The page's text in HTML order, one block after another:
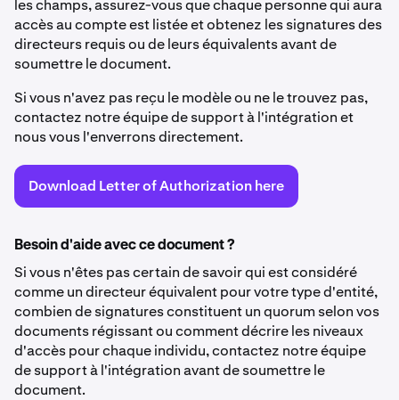
les champs, assurez-vous que chaque personne qui aura
accès au compte est listée et obtenez les signatures des
directeurs requis ou de leurs équivalents avant de
soumettre le document.
Si vous n'avez pas reçu le modèle ou ne le trouvez pas,
contactez notre équipe de support à l'intégration et
nous vous l'enverrons directement.
Download Letter of Authorization here
Besoin d'aide avec ce document ?
Si vous n'êtes pas certain de savoir qui est considéré
comme un directeur équivalent pour votre type d'entité,
combien de signatures constituent un quorum selon vos
documents régissant ou comment décrire les niveaux
d'accès pour chaque individu, contactez notre équipe
de support à l'intégration avant de soumettre le
document.